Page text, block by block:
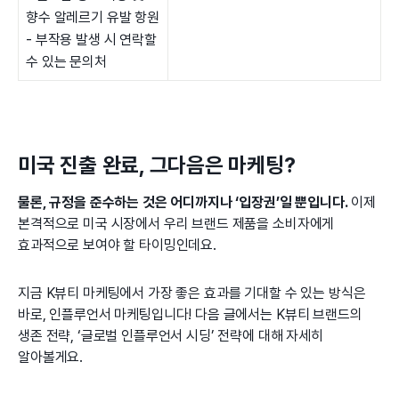
향수 알레르기 유발 항원
- 부작용 발생 시 연락할
수 있는 문의처
미국 진출 완료, 그다음은 마케팅?
물론, 규정을 준수하는 것은 어디까지나 ‘입장권’일 뿐입니다.이제
본격적으로 미국 시장에서 우리 브랜드 제품을 소비자에게
효과적으로 보여야 할 타이밍인데요.
지금 K뷰티 마케팅에서 가장 좋은 효과를 기대할 수 있는 방식은
바로, 인플루언서 마케팅입니다! 다음 글에서는 K뷰티 브랜드의
생존 전략, ‘글로벌 인플루언서 시딩’ 전략에 대해 자세히
알아볼게요.